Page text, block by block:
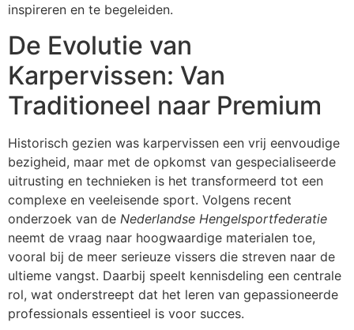
inspireren en te begeleiden.
De Evolutie van
Karpervissen: Van
Traditioneel naar Premium
Historisch gezien was karpervissen een vrij eenvoudige
bezigheid, maar met de opkomst van gespecialiseerde
uitrusting en technieken is het transformeerd tot een
complexe en veeleisende sport. Volgens recent
onderzoek van de Nederlandse Hengelsportfederatie
neemt de vraag naar hoogwaardige materialen toe,
vooral bij de meer serieuze vissers die streven naar de
ultieme vangst. Daarbij speelt kennisdeling een centrale
rol, wat onderstreept dat het leren van gepassioneerde
professionals essentieel is voor succes.